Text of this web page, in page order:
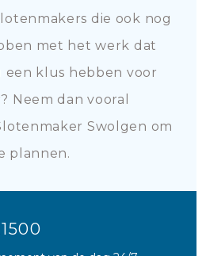
die ook nog
met het werk dat
een klus hebben voor
Neem dan vooral
Swolgen om
plannen.